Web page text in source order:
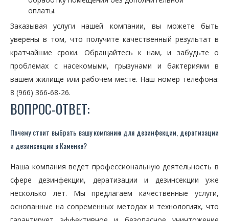
оплаты.
Заказывая услуги нашей компании, вы можете быть
уверены в том, что получите качественный результат в
кратчайшие сроки. Обращайтесь к нам, и забудьте о
проблемах с насекомыми, грызунами и бактериями в
вашем жилище или рабочем месте. Наш номер телефона:
8 (966) 366-68-26.
ВОПРОС-ОТВЕТ:
Почему стоит выбрать вашу компанию для дезинфекции, дератизации
и дезинсекции в Каменке?
Наша компания ведет профессиональную деятельность в
сфере дезинфекции, дератизации и дезинсекции уже
несколько лет. Мы предлагаем качественные услуги,
основанные на современных методах и технологиях, что